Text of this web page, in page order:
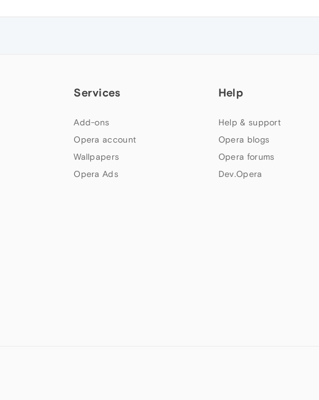
Services
Add-ons
Opera account
Wallpapers
Opera Ads
Help
Help & support
Opera blogs
Opera forums
Dev.Opera